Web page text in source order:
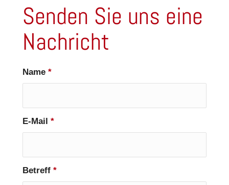
Senden Sie uns eine
Nachricht
Name *
E-Mail *
Betreff *